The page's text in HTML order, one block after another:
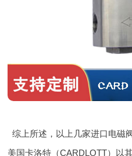
综上所述，以上几家进口电磁
美国卡洛特（CARDLOTT）以